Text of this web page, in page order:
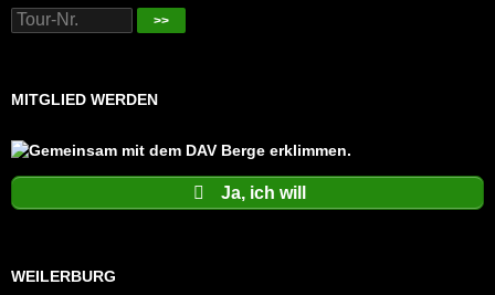
>>
MITGLIED WERDEN
Ja, ich will
WEILERBURG